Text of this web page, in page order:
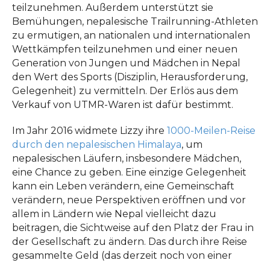
teilzunehmen. Außerdem unterstützt sie
Bemühungen, nepalesische Trailrunning-Athleten
zu ermutigen, an nationalen und internationalen
Wettkämpfen teilzunehmen und einer neuen
Generation von Jungen und Mädchen in Nepal
den Wert des Sports (Disziplin, Herausforderung,
Gelegenheit) zu vermitteln. Der Erlös aus dem
Verkauf von UTMR-Waren ist dafür bestimmt.
Im Jahr 2016 widmete Lizzy ihre 1000-Meilen-Reise
durch den nepalesischen Himalaya, um
nepalesischen Läufern, insbesondere Mädchen,
eine Chance zu geben. Eine einzige Gelegenheit
kann ein Leben verändern, eine Gemeinschaft
verändern, neue Perspektiven eröffnen und vor
allem in Ländern wie Nepal vielleicht dazu
beitragen, die Sichtweise auf den Platz der Frau in
der Gesellschaft zu ändern. Das durch ihre Reise
gesammelte Geld (das derzeit noch von einer